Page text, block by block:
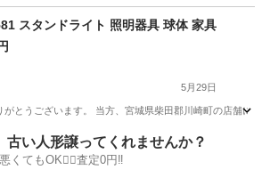
エリア
スタンドライト 照明器具 球体 家具
5月29日
がとうございます。 当方、宮城県柴田郡川崎町の店舗
具 エリア
古い人形譲ってくれませんか？
くてもOK🙆‍♀️査定0円‼️